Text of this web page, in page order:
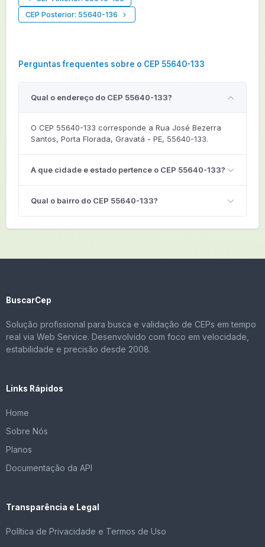
CEP Posterior: 55640-136
Perguntas frequentes sobre o CEP 55640-133
Qual o endereço do CEP 55640-133?
O CEP 55640-133 corresponde a Rua José Bezerra
Santos, Porta Florada, Gravatá - PE, 55640-133.
A que cidade e estado pertence o CEP 55640-133?
Qual o bairro do CEP 55640-133?
BuscarCep
Solução profissional para busca e validação de CEPs em tempo
real via Web Service. Desenvolvido com foco em velocidade,
estabilidade e precisão desde 2008.
Links Rápidos
Home
Sobre Nós
Planos
Documentação da API
Transparência e Legal
Política de Privacidade e Termos de Uso